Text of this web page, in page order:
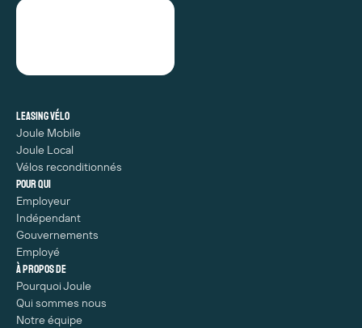
Leasing vélo
Joule Mobile
Joule Local
Vélos reconditionnés
Pour qui
Employeur
Indépendant
Gouvernements
Employé
À propos de
Pourquoi Joule
Qui sommes nous
Notre équipe